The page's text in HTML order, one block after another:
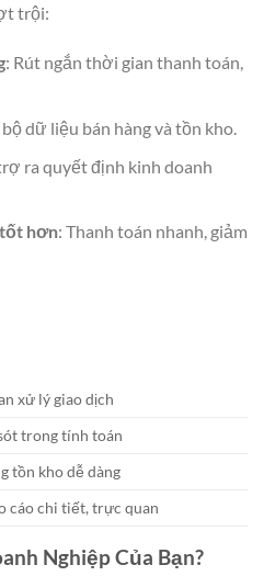
trội:
: Rút ngắn thời gian thanh toán,
dữ liệu bán hàng và tồn kho.
ra quyết định kinh doanh
tốt hơn: Thanh toán nhanh, giảm
xử lý giao dịch
trong tính toán
tồn kho dễ dàng
cáo chi tiết, trực quan
Nghiệp Của Bạn?